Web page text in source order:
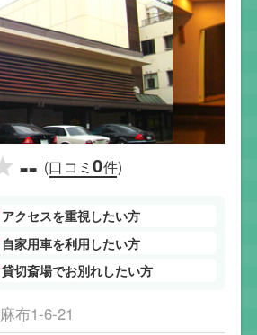
-- (口コミ0件)
アクセスを重視したい方
自家用車を利用したい方
貸切斎場でお別れしたい方
布1-6-21